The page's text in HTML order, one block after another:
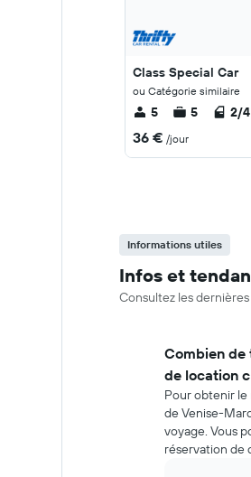
Class Special Car
ou Catégorie similaire
5 5 2/4
36 € /jour
Informations utiles
Infos et
Consultez les
Combien de
de location
Pour obtenir
de Venise-
voyage. Vous
réservation de